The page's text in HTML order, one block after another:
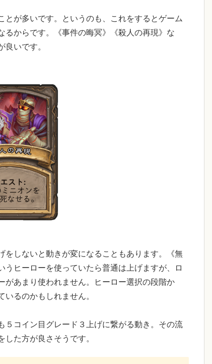
が多いです。というのも、これをするとゲーム
るからです。《事件の晦冥》《殺人の再現》な
良いです。
をしないと動きが変になることもあります。《無
ヒーローを使っていたら普通は上げますが、ロ
があまり使われません。ヒーロー選択の段階か
るのかもしれません。
５コイン目グレード３上げに繋がる動き。その流
た方が良さそうです。